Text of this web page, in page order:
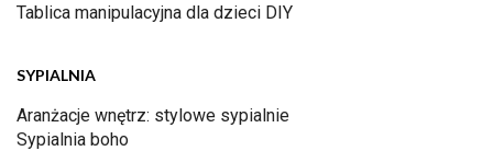
Tablica manipulacyjna dla dzieci DIY
SYPIALNIA
Aranżacje wnętrz: stylowe sypialnie
Sypialnia boho